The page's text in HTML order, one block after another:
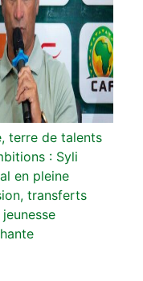
terre de talents
: Syli
en pleine
transferts